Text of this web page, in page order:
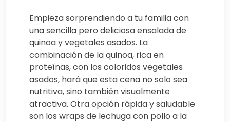
Empieza sorprendiendo a tu familia con
una sencilla pero deliciosa ensalada de
quinoa y vegetales asados. La
combinación de la quinoa, rica en
proteínas, con los coloridos vegetales
asados, hará que esta cena no solo sea
nutritiva, sino también visualmente
atractiva. Otra opción rápida y saludable
son los wraps de lechuga con pollo a la